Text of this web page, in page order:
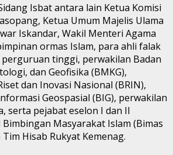
Isbat antara lain Ketua Komisi
Ketua Umum Majelis Ulama
Iskandar, Wakil Menteri Agama
ormas Islam, para ahli falak
tinggi, perwakilan Badan
dan Geofisika (BMKG),
dan Inovasi Nasional (BRIN),
Geospasial (BIG), perwakilan
serta pejabat eselon I dan II
Masyarakat Islam (Bimas
Hisab Rukyat Kemenag.